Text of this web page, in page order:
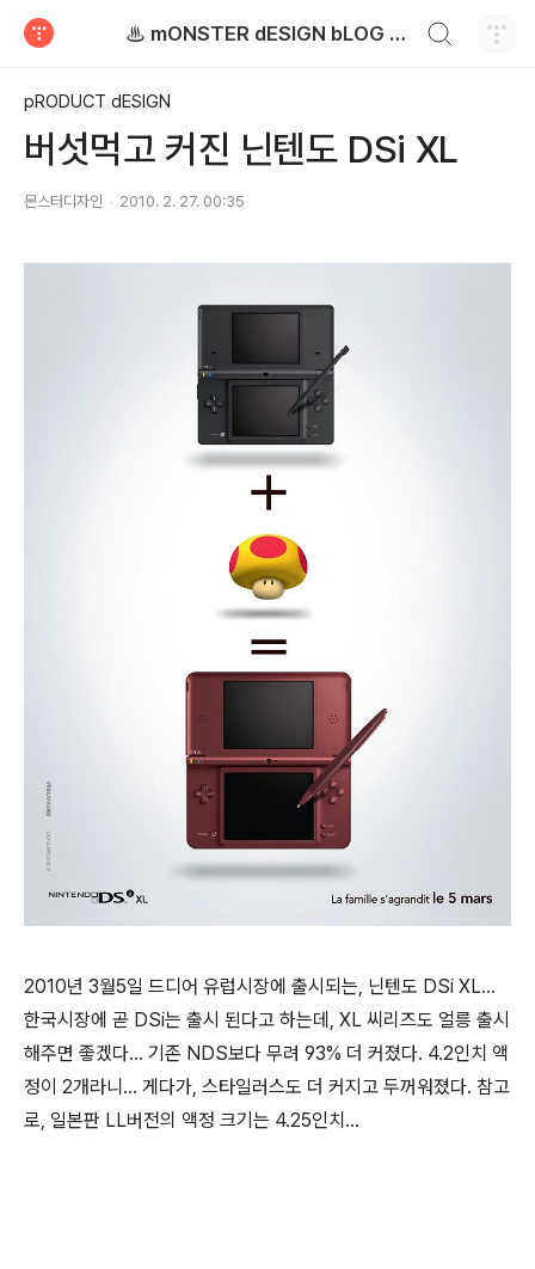
♨ mONSTER dESIGN bLOG - 몬스터디자인 블로그
pRODUCT dESIGN
버섯먹고 커진 닌텐도 DSi XL
몬스터디자인 2010. 2. 27. 00:35
2010년 3월5일 드디어 유럽시장에 출시되는, 닌텐도 DSi XL...
한국시장에 곧 DSi는 출시 된다고 하는데, XL 씨리즈도 얼릉 출시
해주면 좋겠다... 기존 NDS보다 무려 93% 더 커졌다. 4.2인치 액
정이 2개라니... 게다가, 스타일러스도 더 커지고 두꺼워졌다. 참고
로, 일본판 LL버전의 액정 크기는 4.25인치...